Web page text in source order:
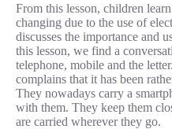
From this lesson, children
changing due to the use of
discusses the importance and
this lesson, we find a
telephone, mobile and the
complains that it has been
They nowadays carry a
with them. They keep them
are carried wherever they go.